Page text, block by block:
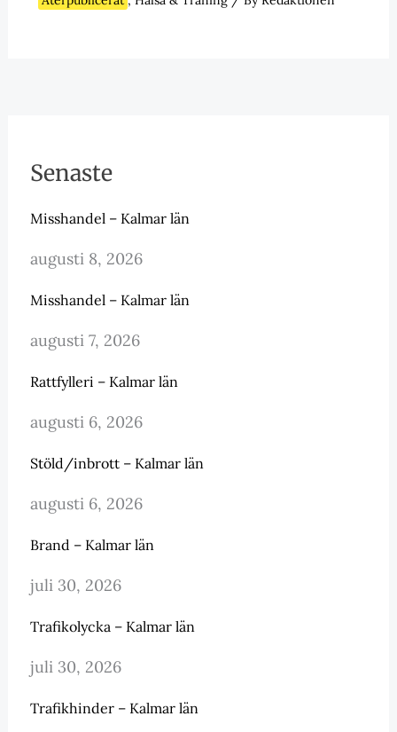
Senaste
Misshandel – Kalmar län
augusti 8, 2026
Misshandel – Kalmar län
augusti 7, 2026
Rattfylleri – Kalmar län
augusti 6, 2026
Stöld/inbrott – Kalmar län
augusti 6, 2026
Brand – Kalmar län
juli 30, 2026
Trafikolycka – Kalmar län
juli 30, 2026
Trafikhinder – Kalmar län